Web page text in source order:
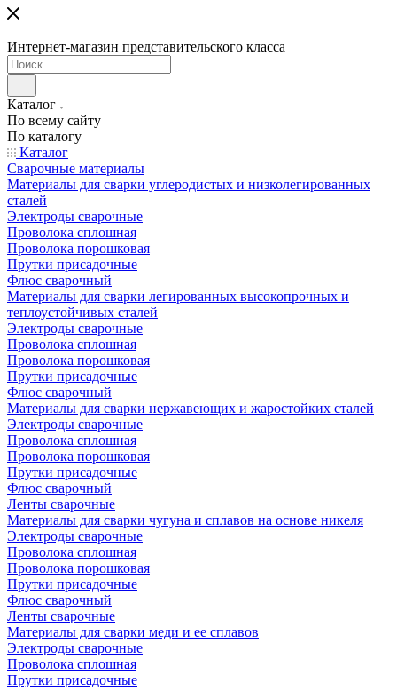
Интернет-магазин представительского класса
Каталог
По всему сайту
По каталогу
Каталог
Сварочные материалы
Материалы для сварки углеродистых и низколегированных
сталей
Электроды сварочные
Проволока сплошная
Проволока порошковая
Прутки присадочные
Флюс сварочный
Материалы для сварки легированных высокопрочных и
теплоустойчивых сталей
Электроды сварочные
Проволока сплошная
Проволока порошковая
Прутки присадочные
Флюс сварочный
Материалы для сварки нержавеющих и жаростойких сталей
Электроды сварочные
Проволока сплошная
Проволока порошковая
Прутки присадочные
Флюс сварочный
Ленты сварочные
Материалы для сварки чугуна и сплавов на основе никеля
Электроды сварочные
Проволока сплошная
Проволока порошковая
Прутки присадочные
Флюс сварочный
Ленты сварочные
Материалы для сварки меди и ее сплавов
Электроды сварочные
Проволока сплошная
Прутки присадочные